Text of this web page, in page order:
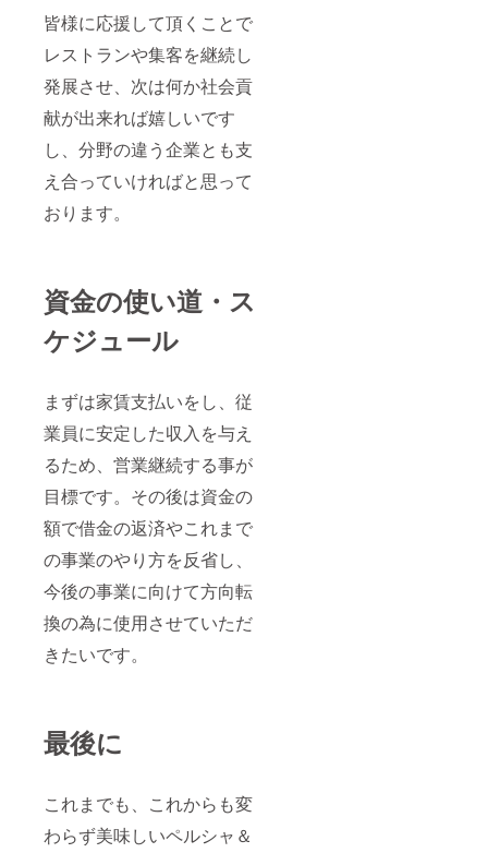
皆様に応援して頂くことで
レストランや集客を継続し
発展させ、次は何か社会貢
献が出来れば嬉しいです
し、分野の違う企業とも支
え合っていければと思って
おります。
資金の使い道・ス
ケジュール
まずは家賃支払いをし、従
業員に安定した収入を与え
るため、営業継続する事が
目標です。その後は資金の
額で借金の返済やこれまで
の事業のやり方を反省し、
今後の事業に向けて方向転
換の為に使用させていただ
きたいです。
最後に
これまでも、これからも変
わらず美味しいペルシャ＆